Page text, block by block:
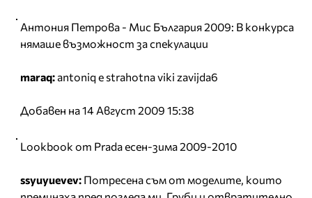
Антония Петрова - Мис България 2009: B koнкурса
нямаше възможност за спекулации
maraq: antoniq e strahotna viki zavijda6
Добавен на 14 Август 2009 15:38
Lookbook от Prada eсен-зима 2009-2010
ssyuyuevev: Потресена съм от моделите, които